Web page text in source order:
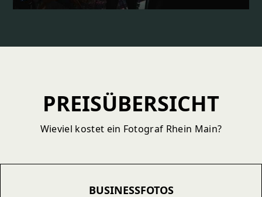
PREISÜBERSICHT
Wieviel kostet ein Fotograf Rhein Main?
BUSINESSFOTOS